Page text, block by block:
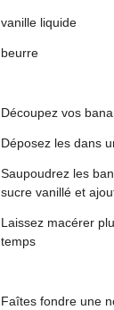
vanille liquide
beurre
Découpez vos
Déposez les dans
Saupoudrez les
sucre vanillé et
Laissez macérer
temps
Faîtes fondre une